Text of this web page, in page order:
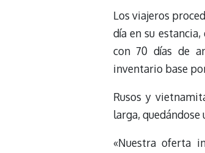
Los viajeros
día en su
con 70 días de
inventario base
Rusos y
larga,
«Nuestra oferta